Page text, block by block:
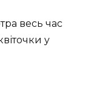
весь час
у